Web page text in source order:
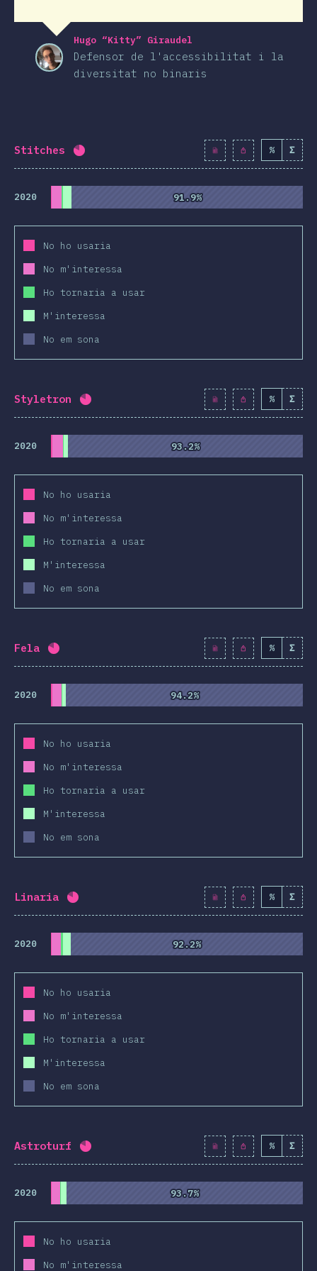
Hugo “Kitty” Giraudel
Defensor de l'accessibilitat i la
diversitat no binaris
Stitches Percentatge completat: 80.7% 9270 )
% Σ
2020 91.9%
91.9%
No ho usaria
No m'interessa
Ho tornaria a usar
M'interessa
No em sona
Styletron Percentatge completat: 80.8 % (9281
% Σ
2020 93.2%
93.2%
No ho usaria
No m'interessa
Ho tornaria a usar
M'interessa
No em sona
Fela Percentatge completat: 80.8 % ( 9284 )% Σ
2020 94.2%
94.2%
No ho usaria
No m'interessa
Ho tornaria a usar
M'interessa
No em sona
Linaria Percentatge completat: 80.7 % ( 9277
% Σ
2020 92.2%
92.2%
No ho usaria
No m'interessa
Ho tornaria a usar
M'interessa
No em sona
Astroturf Percentatge completat: 80.7 % (9271
% Σ
2020 93.7%
93.7%
No ho usaria
No m'interessa